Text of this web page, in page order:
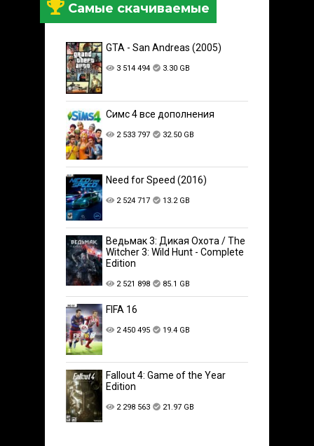
Самые скачиваемые
GTA - San Andreas (2005)
3 514 494 3.30 GB
Симс 4 все дополнения
2 533 797 32.50 GB
Need for Speed (2016)
2 524 717 13.2 GB
Ведьмак 3: Дикая Охота / The
Witcher 3: Wild Hunt - Complete
Edition
2 521 898 85.1 GB
FIFA 16
2 450 495 19.4 GB
Fallout 4: Game of the Year
Edition
2 298 563 21.97 GB